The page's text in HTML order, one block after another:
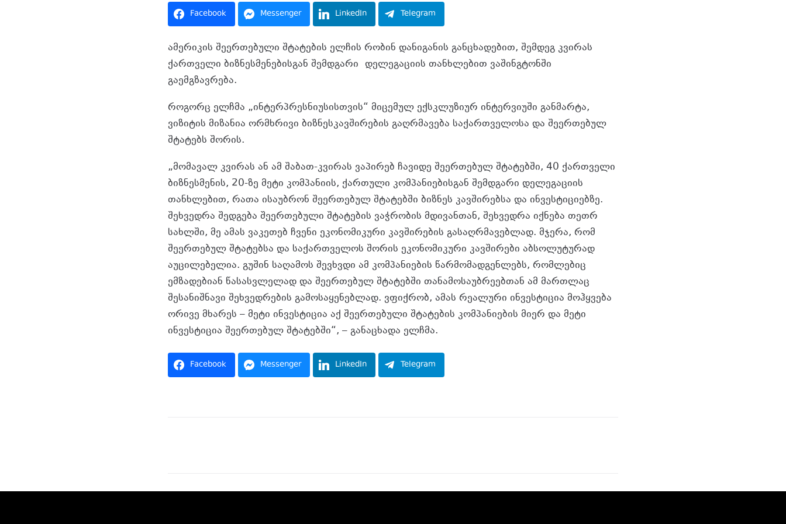
Facebook Messenger LinkedIn Telegram
ამერიკის შეერთებული შტატების ელჩის რობინ დანიგანის განცხადებით, შემდეგ კვირას
ქართველი ბიზნესმენებისგან შემდგარი დელეგაციის თანხლებით ვაშინგტონში
გაემგზავრება.
როგორც ელჩმა „ინტერპრესნიუსისთვის“ მიცემულ ექსკლუზიურ ინტერვიუში განმარტა,
ვიზიტის მიზანია ორმხრივი ბიზნესკავშირების გაღრმავება საქართველოსა და შეერთებულ
შტატებს შორის.
„მომავალ კვირას ან ამ შაბათ-კვირას ვაპირებ ჩავიდე შეერთებულ შტატებში, 40 ქართველი
ბიზნესმენის, 20-ზე მეტი კომპანიის, ქართული კომპანიებისგან შემდგარი დელეგაციის
თანხლებით, რათა ისაუბრონ შეერთებულ შტატებში ბიზნეს კავშირებსა და ინვესტიციებზე.
შეხვედრა შედგება შეერთებული შტატების ვაჭრობის მდივანთან, შეხვედრა იქნება თეთრ
სახლში, მე ამას ვაკეთებ ჩვენი ეკონომიკური კავშირების გასაღრმავებლად. მჯერა, რომ
შეერთებულ შტატებსა და საქართველოს შორის ეკონომიკური კავშირები აბსოლუტურად
აუცილებელია. გუშინ საღამოს შევხვდი ამ კომპანიების წარმომადგენლებს, რომლებიც
ემზადებიან წასასვლელად და შეერთებულ შტატებში თანამოსაუბრეებთან ამ მართლაც
შესანიშნავი შეხვედრების გამოსაყენებლად. ვფიქრობ, ამას რეალური ინვესტიცია მოჰყვება
ორივე მხარეს – მეტი ინვესტიცია აქ შეერთებული შტატების კომპანიების მიერ და მეტი
ინვესტიცია შეერთებულ შტატებში“, – განაცხადა ელჩმა.
Facebook Messenger LinkedIn Telegram